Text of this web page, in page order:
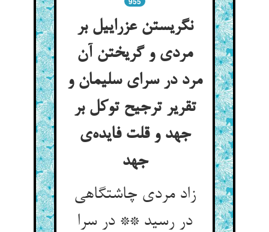
نگریستن عزراییل بر
مردی و گریختن آن
مرد در سرای سلیمان و
تقریر ترجیح توکل بر
جهد و قلت فایده‌‌ی
جهد
زاد مردی چاشتگاهی
در رسید ** در سرا